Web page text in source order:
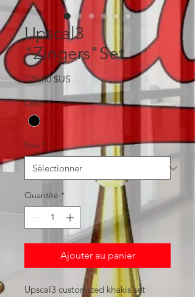
Upscal3
"Zingers"Set
125,00 $US
Color *
Size *
Quantité *
Ajouter au panier
Upscal3 customized khakis set